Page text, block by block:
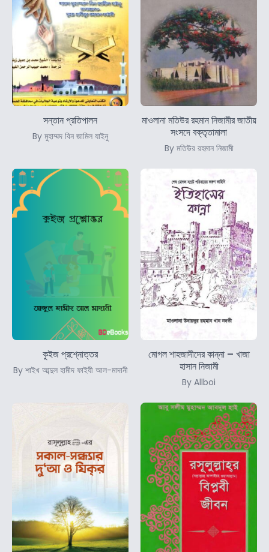
সন্তান প্রতিপালন
By মুহাম্মদ বিন জামিল যাইনু
মাওলানা মতিউর রহমান নিজামীর জাতীয়
সংসদে বক্তৃতামালা
By মতিউর রহমান নিজামী
কুইজ প্রশ্নোত্তর
By শাইখ আব্দুল হামীদ ফাইযী আল-মাদানী
মোগল শাহজাদীদের কান্না – খাজা
হাসান নিজামী
By Allboi